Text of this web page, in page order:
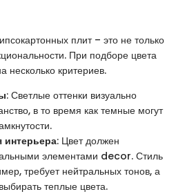
плит – это не только
При подборе цвета
несколько критериев.
: Светлые оттенки визуально
в то время как темные могут
интерьера: Цвет должен
элементами decor. Стиль
требует нейтральных тонов, а
теплые цвета.